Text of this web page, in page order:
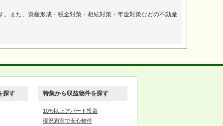
また、資産形成・税金対策・相続対策・年金対策などの不動産
探す 特集から収益物件を探す
10%以上アパート投資
現況満室で安心物件